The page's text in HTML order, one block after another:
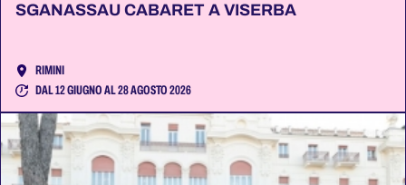
SGANASSAU CABARET A VISERBA
RIMINI
DAL 12 GIUGNO AL 28 AGOSTO 2026